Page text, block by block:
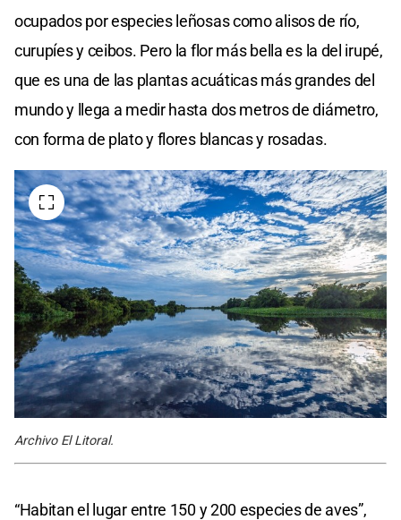
ocupados por especies leñosas como alisos de río,
curupíes y ceibos. Pero la flor más bella es la del irupé,
que es una de las plantas acuáticas más grandes del
mundo y llega a medir hasta dos metros de diámetro,
con forma de plato y flores blancas y rosadas.
Archivo El Litoral.
“Habitan el lugar entre 150 y 200 especies de aves”,